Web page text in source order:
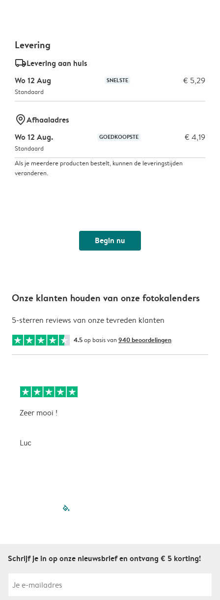
Levering
delivery_standard_v2Levering aan huis
Wo 12 Aug
SNELSTE € 5,29
Standaard
marker-pinAfhaaladres
Wo 12 Aug.
GOEDKOOPSTE € 4,19
Standaard
Als je meerdere producten bestelt, kunnen de leveringstijden
veranderen.
Begin nu
Onze klanten houden van onze fotokalenders
5-sterren reviews van onze tevreden klanten
4.5op basis van 940 beoordelingen
Zeer mooi !
Luc
filled-pagination
Schrijf je in op onze nieuwsbrief en ontvang € 5 korting!